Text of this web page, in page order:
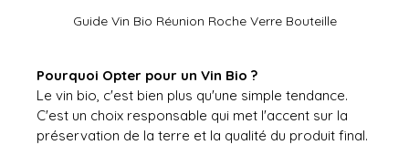
Guide Vin Bio Réunion Roche Verre Bouteille
Pourquoi Opter pour un Vin Bio ?
Le vin bio, c'est bien plus qu'une simple tendance.
C'est un choix responsable qui met l'accent sur la
préservation de la terre et la qualité du produit final.